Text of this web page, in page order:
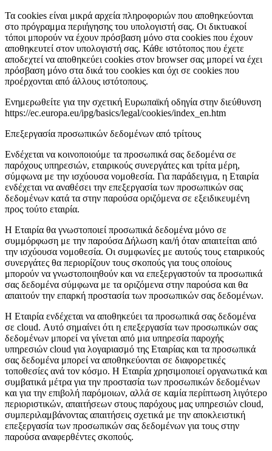
Τα cookies είναι μικρά αρχεία πληροφοριών που αποθηκεύονται
στο πρόγραμμα περιήγησης του υπολογιστή σας. Οι δικτυακοί
τόποι μπορούν να έχουν πρόσβαση μόνο στα cookies που έχουν
αποθηκευτεί στον υπολογιστή σας. Κάθε ιστότοπος που έχετε
αποδεχτεί να αποθηκεύει cookies στον browser σας μπορεί να έχει
πρόσβαση μόνο στα δικά του cookies και όχι σε cookies που
προέρχονται από άλλους ιστότοπους.
Ενημερωθείτε για την σχετική Ευρωπαϊκή οδηγία στην διεύθυνση
https://ec.europa.eu/ipg/basics/legal/cookies/index_en.htm
Επεξεργασία προσωπικών δεδομένων από τρίτους
Ενδέχεται να κοινοποιούμε τα προσωπικά σας δεδομένα σε
παρόχους υπηρεσιών, εταιρικούς συνεργάτες και τρίτα μέρη,
σύμφωνα με την ισχύουσα νομοθεσία. Για παράδειγμα, η Εταιρία
ενδέχεται να αναθέσει την επεξεργασία των προσωπικών σας
δεδομένων κατά τα στην παρούσα οριζόμενα σε εξειδικευμένη
προς τούτο εταιρία.
Η Εταιρία θα γνωστοποιεί προσωπικά δεδομένα μόνο σε
συμμόρφωση με την παρούσα Δήλωση και/ή όταν απαιτείται από
την ισχύουσα νομοθεσία. Οι συμφωνίες με αυτούς τους εταιρικούς
συνεργάτες θα περιορίζουν τους σκοπούς για τους οποίους
μπορούν να γνωστοποιηθούν και να επεξεργαστούν τα προσωπικά
σας δεδομένα σύμφωνα με τα οριζόμενα στην παρούσα και θα
απαιτούν την επαρκή προστασία των προσωπικών σας δεδομένων.
Η Εταιρία ενδέχεται να αποθηκεύει τα προσωπικά σας δεδομένα
σε cloud. Αυτό σημαίνει ότι η επεξεργασία των προσωπικών σας
δεδομένων μπορεί να γίνεται από μια υπηρεσία παροχής
υπηρεσιών cloud για λογαριασμό της Εταιρίας και τα προσωπικά
σας δεδομένα μπορεί να αποθηκεύονται σε διαφορετικές
τοποθεσίες ανά τον κόσμο. Η Εταιρία χρησιμοποιεί οργανωτικά και
συμβατικά μέτρα για την προστασία των προσωπικών δεδομένων
και για την επιβολή παρόμοιων, αλλά σε καμία περίπτωση λιγότερο
περιοριστικών, απαιτήσεων στους παρόχους μας υπηρεσιών cloud,
συμπεριλαμβάνοντας απαιτήσεις σχετικά με την αποκλειστική
επεξεργασία των προσωπικών σας δεδομένων για τους στην
παρούσα αναφερθέντες σκοπούς.